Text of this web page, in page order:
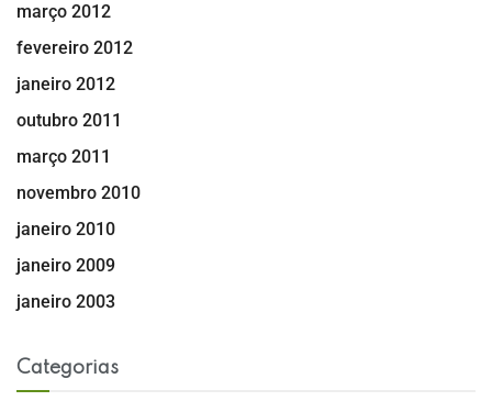
março 2012
fevereiro 2012
janeiro 2012
outubro 2011
março 2011
novembro 2010
janeiro 2010
janeiro 2009
janeiro 2003
Categorias